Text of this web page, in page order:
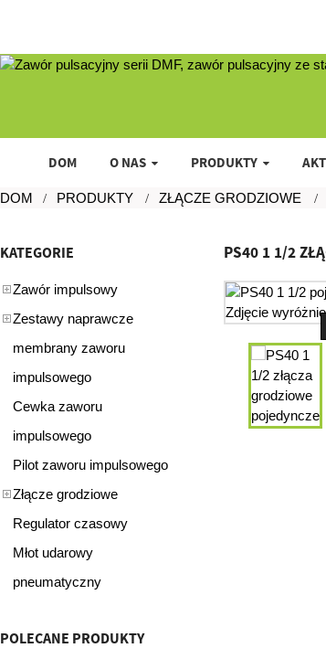
DOM O NAS PRODUKTY
DOM PRODUKTY ZŁĄCZE GRODZIOWE
KATEGORIE
Zawór impulsowy
Zestawy naprawcze
membrany zaworu
impulsowego
Cewka zaworu
impulsowego
Pilot zaworu impulsowego
Złącze grodziowe
Regulator czasowy
Młot udarowy
pneumatyczny
POLECANE PRODUKTY
PS40 1 1/2